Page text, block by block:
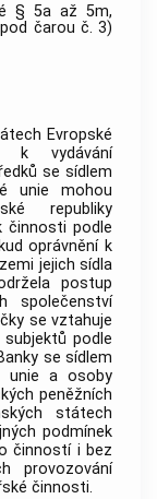
§ 5a až 5m,
čarou č. 3)
Evropské
k vydávání
se sídlem
unie mohou
republiky
činnosti podle
oprávnění k
jejich sídla
postup
společenství
se vztahuje
podle
se sídlem
unie a osoby
peněžních
státech
podmínek
činností i bez
provozování
činnosti.